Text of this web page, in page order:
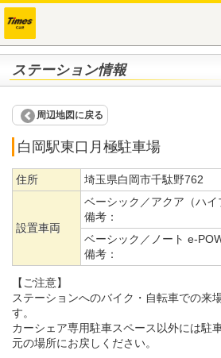
ステーション情報
周辺地図に戻る
白岡駅東口月極駐車場
住所 埼玉県白岡市千駄野762
設置車両
ベーシック／アクア（ハイ
備考：
ベーシック／ノート e-
備考：
【ご注意】
ステーションへのバイク・自転車での来
す。
カーシェア専用駐車スペース以外には駐
元の場所にお戻しください。